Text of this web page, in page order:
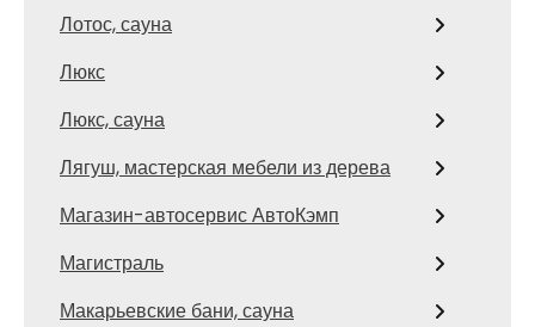
Лотос, сауна
Люкс
Люкс, сауна
Лягуш, мастерская мебели из дерева
Магазин-автосервис АвтоКэмп
Магистраль
Макарьевские бани, сауна